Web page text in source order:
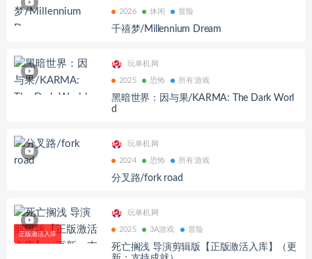
2026 休闲 冒险
千禧梦/Millennium Dream
玩单机网
2025 恐怖 所有游戏
黑暗世界：因与果/KARMA: The Dark Worl
d
玩单机网
2024 恐怖 所有游戏
分叉路/fork road
玩单机网
2025 3A游戏 冒险
死亡搁浅 导演剪辑版【正版激活入库】（更